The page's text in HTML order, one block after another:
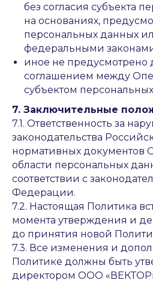
без согласия субъекта
на основаниях,
персональных данных
федеральными
иное не предусмотрено
соглашением между
субъектом
7. Заключительные
7.1. Ответственность за
законодательства
нормативных документов
области персональных
соответствии с
Федерации.
7.2. Настоящая Политика
момента утверждения и
до принятия новой
7.3. Все изменения и
Политике должны быть
директором ООО